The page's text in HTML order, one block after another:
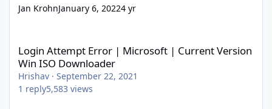
Jan KrohnJanuary 6, 20224 yr
Login Attempt Error | Microsoft | Current Version
Win ISO Downloader
Hrishav · September 22, 2021
1 reply5,583 views